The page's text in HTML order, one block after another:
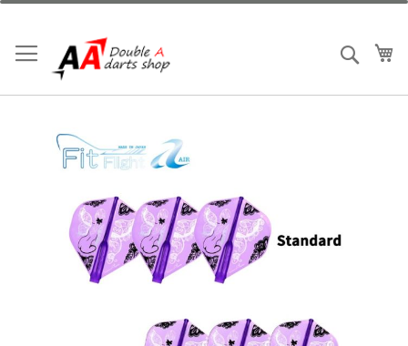
跳
內
容
搜索